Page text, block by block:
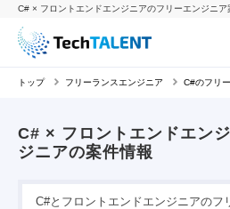
C# × フロントエンドエンジニアのフリーエンジニ
トップ フリーランスエンジニア C#のフリ
C# × フロントエンドエン
ジニアの案件情報
C#とフロントエンドエンジニアのフ